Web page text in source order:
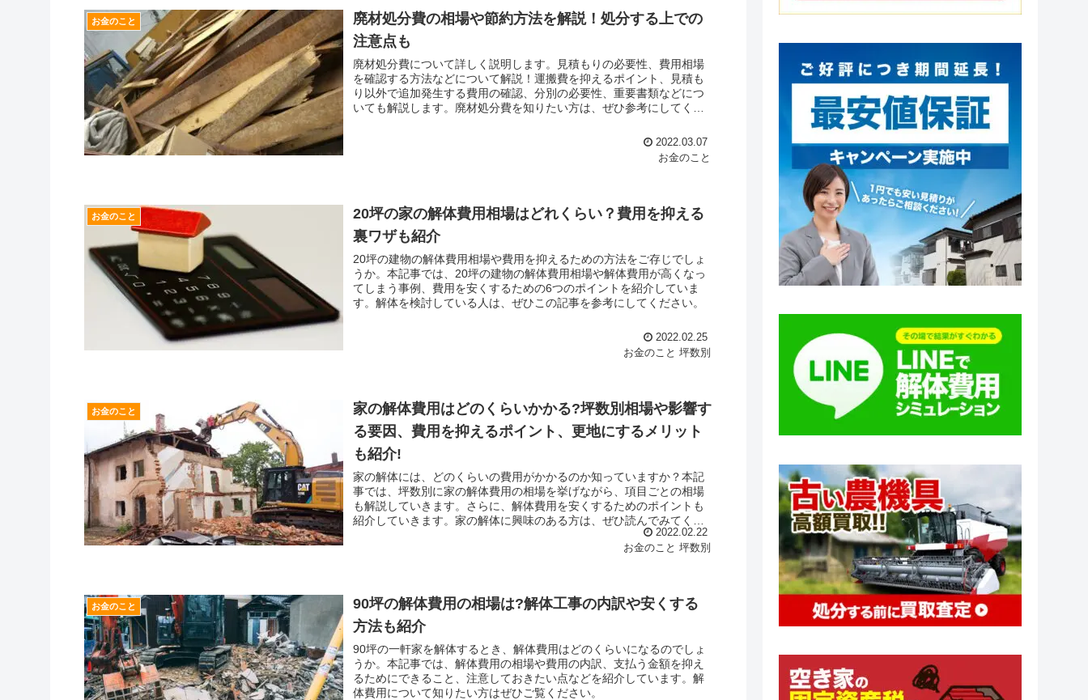
お金のこと
廃材処分費の相場や節約方法を解説！処分する上での
注意点も
廃材処分費について詳しく説明します。見積もりの必要性、費用相場
を確認する方法などについて解説！運搬費を抑えるポイント、見積も
り以外で追加発生する費用の確認、分別の必要性、重要書類などにつ
いても解説します。廃材処分費を知りたい方は、ぜひ参考にしてくだ
2022.03.07
お金のこと
お金のこと
20坪の家の解体費用相場はどれくらい？費用を抑える
裏ワザも紹介
20坪の建物の解体費用相場や費用を抑えるための方法をご存じでしょ
うか。本記事では、20坪の建物の解体費用相場や解体費用が高くなっ
てしまう事例、費用を安くするための6つのポイントを紹介していま
す。解体を検討している人は、ぜひこの記事を参考にしてください。
2022.02.25
お金のこと 坪数別
お金のこと
家の解体費用はどのくらいかかる?坪数別相場や影響す
る要因、費用を抑えるポイント、更地にするメリット
も紹介!
家の解体には、どのくらいの費用がかかるのか知っていますか？本記
事では、坪数別に家の解体費用の相場を挙げながら、項目ごとの相場
も解説していきます。さらに、解体費用を安くするためのポイントも
紹介していきます。家の解体に興味のある方は、ぜひ読んでみてくだ
2022.02.22
お金のこと 坪数別
お金のこと
90坪の解体費用の相場は?解体工事の内訳や安くする
方法も紹介
90坪の一軒家を解体するとき、解体費用はどのくらいになるのでしょ
うか。本記事では、解体費用の相場や費用の内訳、支払う金額を抑え
るためにできること、注意しておきたい点などを紹介しています。解
体費用について知りたい方はぜひご覧ください。